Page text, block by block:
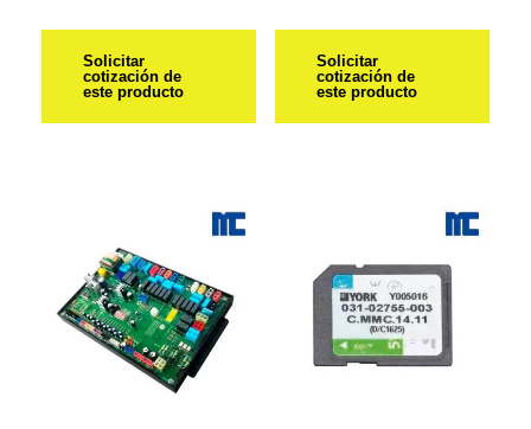
Solicitar
cotización de
este producto
Solicitar
cotización de
este producto